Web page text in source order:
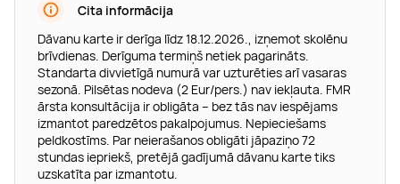
Cita informācija
Dāvanu karte ir derīga līdz 18.12.2026., izņemot skolēnu
brīvdienas. Derīguma termiņš netiek pagarināts.
Standarta divvietīgā numurā var uzturēties arī vasaras
sezonā. Pilsētas nodeva (2 Eur/pers.) nav iekļauta. FMR
ārsta konsultācija ir obligāta – bez tās nav iespējams
izmantot paredzētos pakalpojumus. Nepieciešams
peldkostīms. Par neierašanos obligāti jāpaziņo 72
stundas iepriekš, pretējā gadījumā dāvanu karte tiks
uzskatīta par izmantotu.